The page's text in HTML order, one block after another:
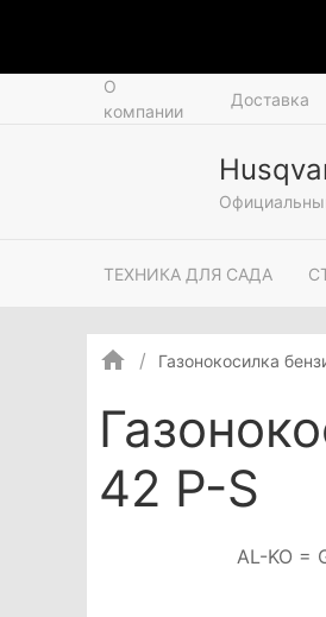
О
компании
Доставка
ТЕХНИКА ДЛЯ САДА
Газонокосилка
42 P-S
AL-KO =